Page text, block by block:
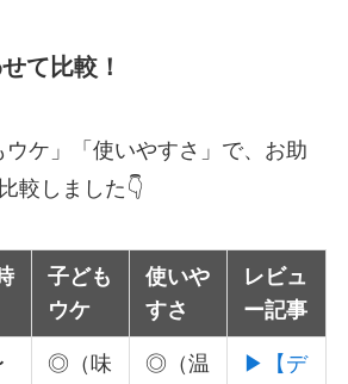
て比較！
ウケ」「使いやすさ」で、お助
較しました👇
子ども
ウケ
使いや
すさ
レビュ
ー記事
◎（味
◎（温
▶【デ